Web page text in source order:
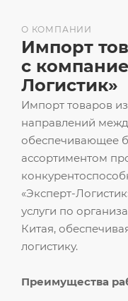
Импорт товаров
направлений
обеспечивающее
ассортиментом
«Эксперт-
услуги по
Китая,
логистику.
Преимущества
О КОМПАНИИ
Импорт
с
Логистик»